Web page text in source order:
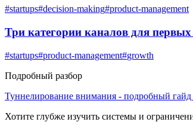
#startups#decision-making#product-management
Три категории каналов для
#startups#product-management#growth
Подробный разбор
Туннелирование внимания - подробный
Хотите глубже изучить системы и